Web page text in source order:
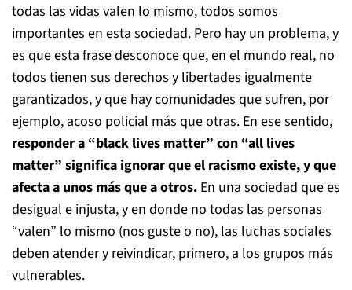
todas las vidas valen lo mismo, todos somos
importantes en esta sociedad. Pero hay un problema, y
es que esta frase desconoce que, en el mundo real, no
todos tienen sus derechos y libertades igualmente
garantizados, y que hay comunidades que sufren, por
ejemplo, acoso policial más que otras. En ese sentido,
responder a “black lives matter” con “all lives
matter” significa ignorar que el racismo existe, y que
afecta a unos más que a otros. En una sociedad que es
desigual e injusta, y en donde no todas las personas
“valen” lo mismo (nos guste o no), las luchas sociales
deben atender y reivindicar, primero, a los grupos más
vulnerables.